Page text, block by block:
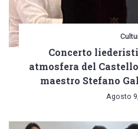
Concerto
atmosfera del
maestro Stefano
Agosto